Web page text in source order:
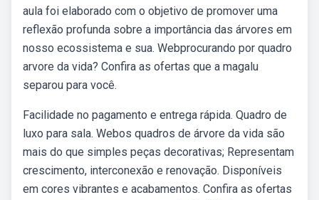
aula foi elaborado com o objetivo de promover uma
reflexão profunda sobre a importância das árvores em
nosso ecossistema e sua. Webprocurando por quadro
arvore da vida? Confira as ofertas que a magalu
separou para você.
Facilidade no pagamento e entrega rápida. Quadro de
luxo para sala. Webos quadros de árvore da vida são
mais do que simples peças decorativas; Representam
crescimento, interconexão e renovação. Disponíveis
em cores vibrantes e acabamentos. Confira as ofertas